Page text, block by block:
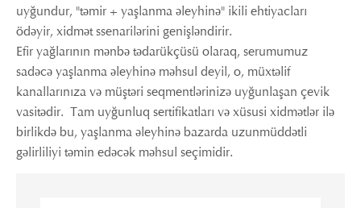
uyğundur, "təmir + yaşlanma əleyhinə" ikili ehtiyacları
ödəyir, xidmət ssenarilərini genişləndirir.
Efir yağlarının mənbə tədarükçüsü olaraq, serumumuz
sadəcə yaşlanma əleyhinə məhsul deyil, o, müxtəlif
kanallarınıza və müştəri seqmentlərinizə uyğunlaşan çevik
vasitədir. Tam uyğunluq sertifikatları və xüsusi xidmətlər ilə
birlikdə bu, yaşlanma əleyhinə bazarda uzunmüddətli
gəlirliliyi təmin edəcək məhsul seçimidir.